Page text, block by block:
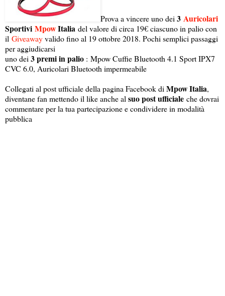
Prova a vincere uno dei 3 Auricolari
Sportivi MpowItalia del valore di circa 19€ ciascuno in palio con
il Giveawayvalido fino al 19 ottobre 2018. Pochi semplici passaggi
per aggiudicarsi
uno dei 3 premi in palio : Mpow Cuffie Bluetooth 4.1 Sport IPX7
CVC 6.0, Auricolari Bluetooth impermeabile
Collegati al post ufficiale della pagina Facebook di Mpow Italia,
diventane fan mettendo il like anche al suo post ufficiale che dovrai
commentare per la tua partecipazione e condividere in modalità
pubblica